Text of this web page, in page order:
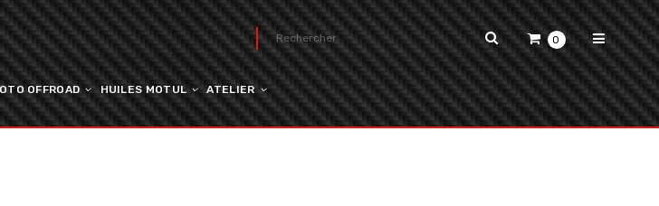
0
OFFROAD HUILES MOTUL ATELIER